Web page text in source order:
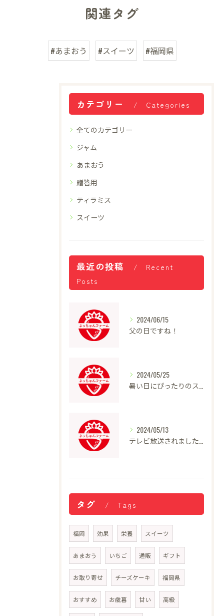
関連タグ
#あまおう #スイーツ #福岡県
カテゴリー Categories
全てのカテゴリー
ジャム
あまおう
贈答用
ティラミス
スイーツ
最近の投稿
Recent
Posts
2024/06/15
父の日ですね！
2024/05/25
2024/05/13
タグ Tags
福岡 効果 栄養 スイーツ
あまおう いちご 通販 ギフト
お取り寄せ チーズケーキ 福岡県
おすすめ お歳暮 甘い 高級